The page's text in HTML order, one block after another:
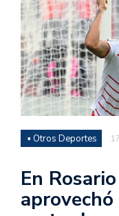
▪ Otros Deportes
En